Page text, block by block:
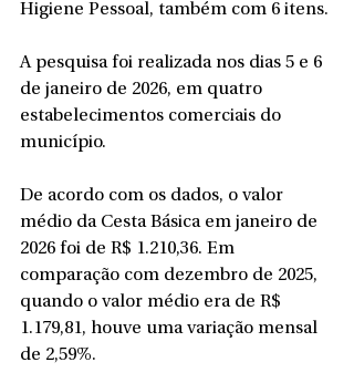
Higiene Pessoal, também com 6 itens.
A pesquisa foi realizada nos dias 5 e 6
de janeiro de 2026, em quatro
estabelecimentos comerciais do
município.
De acordo com os dados, o valor
médio da Cesta Básica em janeiro de
2026 foi de R$ 1.210,36. Em
comparação com dezembro de 2025,
quando o valor médio era de R$
1.179,81, houve uma variação mensal
de 2,59%.